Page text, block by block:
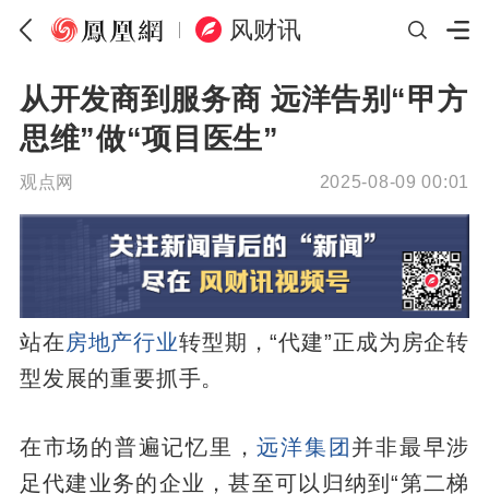
风财讯
从开发商到服务商 远洋告别“甲方
思维”做“项目医生”
观点网 2025-08-09 00:01
站在 房地产行业转型期，“代建”正成为房企转
型发展的重要抓手。
在市场的普遍记忆里，远洋集团 并非最早涉
足代建业务的企业，甚至可以归纳到“第二梯